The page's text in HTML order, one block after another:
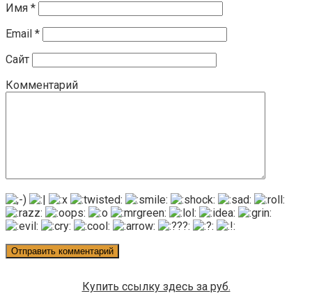
Имя *
Email *
Сайт
Комментарий
Купить ссылку здесь за руб.